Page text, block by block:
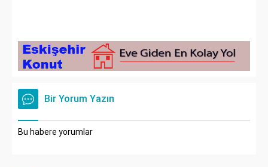
Bir Yorum Yazın
Bu habere yorumlar